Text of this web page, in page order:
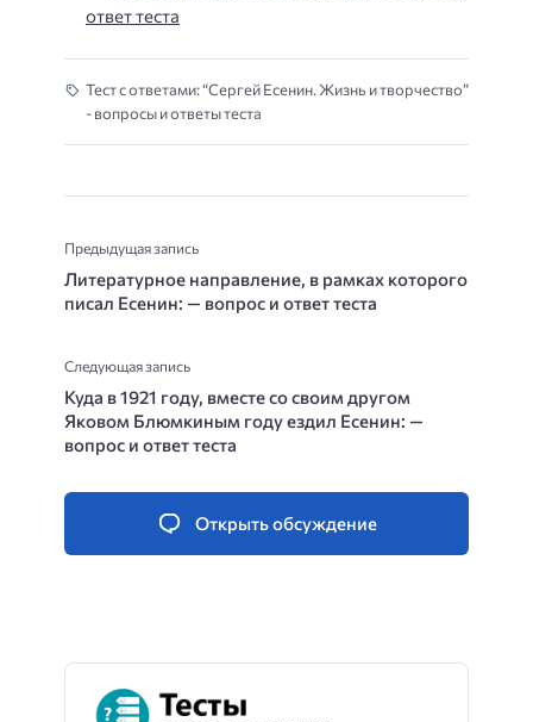
ответ теста
Тест с ответами: “Сергей Есенин. Жизнь и творчество”
- вопросы и ответы теста
Предыдущая запись
Литературное направление, в рамках которого
писал Есенин: — вопрос и ответ теста
Следующая запись
Куда в 1921 году, вместе со своим другом
Яковом Блюмкиным году ездил Есенин: —
вопрос и ответ теста
Открыть обсуждение